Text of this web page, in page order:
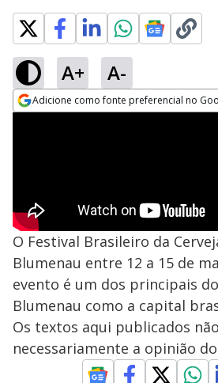
A+ A-
Adicione como fonte preferencial no
O Festival Brasileiro da
Blumenau entre 12 a 15 de
evento é um dos principais
Blumenau como a capital
Os textos aqui publicados
necessariamente a opinião